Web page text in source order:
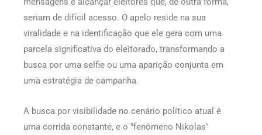
seriam de difícil acesso. O apelo reside na sua
viralidade e na identificação que ele gera com uma
parcela significativa do eleitorado, transformando a
busca por uma selfie ou uma aparição conjunta em
uma estratégia de campanha.
A busca por visibilidade no cenário político atual é
uma corrida constante, e o "fenômeno Nikolas"